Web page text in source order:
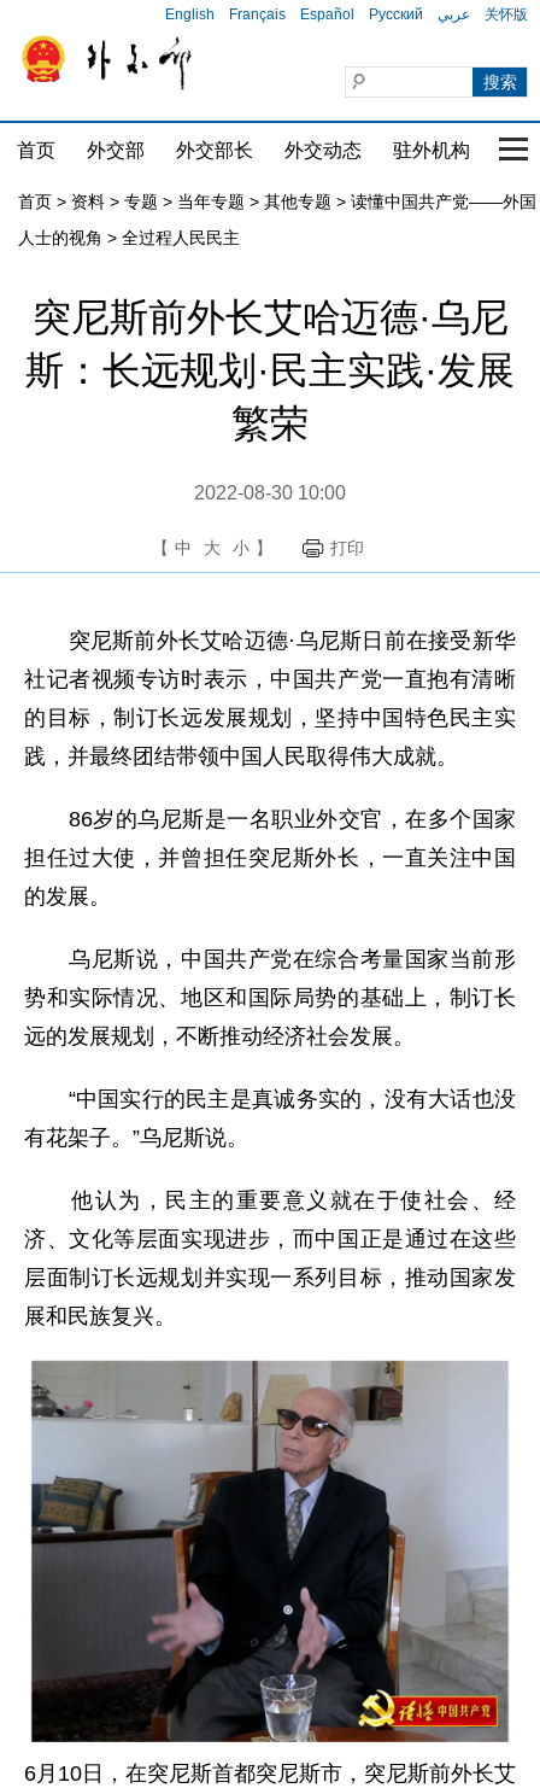
English Français Español Русский عربي 关怀版
首页 外交部 外交部长 外交动态 驻外机构 国
首页 > 资料 > 专题 > 当年专题 > 其他专题 > 读懂中国共产党——外国
人士的视角 > 全过程人民民主
突尼斯前外长艾哈迈德·乌尼
斯：长远规划·民主实践·发展
繁荣
2022-08-30 10:00
【 中 大 小 】 打印
突尼斯前外长艾哈迈德·乌尼斯日前在接受新华
社记者视频专访时表示，中国共产党一直抱有清晰
的目标，制订长远发展规划，坚持中国特色民主实
践，并最终团结带领中国人民取得伟大成就。
86岁的乌尼斯是一名职业外交官，在多个国家
担任过大使，并曾担任突尼斯外长，一直关注中国
的发展。
乌尼斯说，中国共产党在综合考量国家当前形
势和实际情况、地区和国际局势的基础上，制订长
远的发展规划，不断推动经济社会发展。
“中国实行的民主是真诚务实的，没有大话也没
有花架子。”乌尼斯说。
他认为，民主的重要意义就在于使社会、经
济、文化等层面实现进步，而中国正是通过在这些
层面制订长远规划并实现一系列目标，推动国家发
展和民族复兴。
6月10日，在突尼斯首都突尼斯市，突尼斯前外长艾